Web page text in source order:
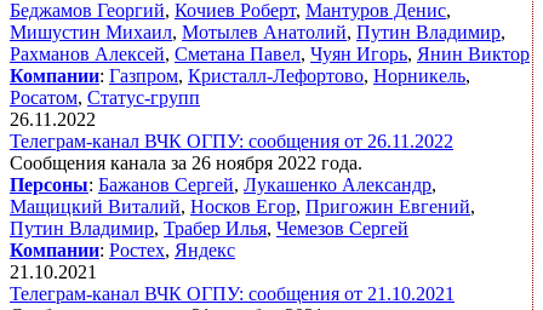
Беджамов Георгий, Кочиев Роберт, Мантуров Денис,
Мишустин Михаил, Мотылев Анатолий, Путин Владимир,
Рахманов Алексей, Сметана Павел, Чуян Игорь, Янин Виктор
Компании: Газпром, Кристалл-Лефортово, Норникель,
Росатом, Статус-групп
26.11.2022
Телеграм-канал ВЧК ОГПУ: сообщения от 26.11.2022
Сообщения канала за 26 ноября 2022 года.
Персоны: Бажанов Сергей, Лукашенко Александр,
Мащицкий Виталий, Носков Егор, Пригожин Евгений,
Путин Владимир, Трабер Илья, Чемезов Сергей
Компании: Ростех, Яндекс
21.10.2021
Телеграм-канал ВЧК ОГПУ: сообщения от 21.10.2021